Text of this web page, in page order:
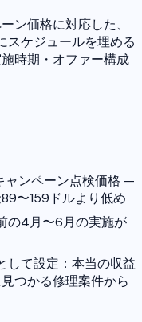
ン価格に対応した、
スケジュールを埋める
時期・オファー構成
ャンペーン点検価格 —
〜159ドルより低め
の4月〜6月の実施が
して設定：本当の収益
つかる修理案件から